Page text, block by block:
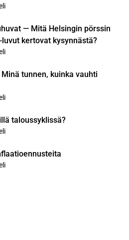
— Mitä Helsingin pörssin
luvut kertovat kysynnästä?
tunnen, kuinka vauhti
taloussyklissä?